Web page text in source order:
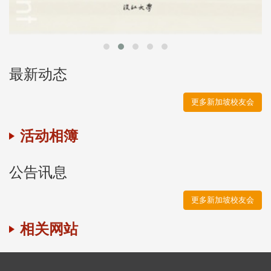
最新动态
更多新加坡校友会
活动相簿
公告讯息
更多新加坡校友会
相关网站